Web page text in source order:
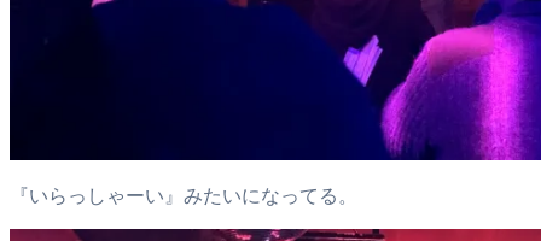
『いらっしゃーい』みたいになってる。